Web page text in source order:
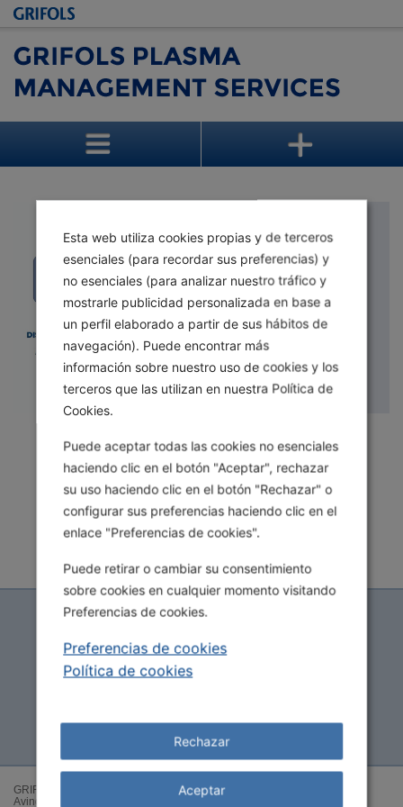
P
l
a
y
i
Una herramienta desarrollada por Grifols que
mejora, agiliza y facilita la comunicación entre
las diversas partes implicadas en el
seguimiento del contrato de fraccionamiento
Contrato
Valor añadido
GRIFOLS, S.A.
Avinguda de la Generalitat, 152
Esta web utiliza cookies propias y de terceros
esenciales (para recordar sus preferencias) y
no esenciales (para analizar nuestro tráfico y
mostrarle publicidad personalizada en base a
un perfil elaborado a partir de sus hábitos de
navegación). Puede encontrar más
información sobre nuestro uso de cookies y los
terceros que las utilizan en nuestra Política de
Cookies.
Puede aceptar todas las cookies no esenciales
haciendo clic en el botón "Aceptar", rechazar
su uso haciendo clic en el botón "Rechazar" o
configurar sus preferencias haciendo clic en el
enlace "Preferencias de cookies".
Puede retirar o cambiar su consentimiento
sobre cookies en cualquier momento visitando
Preferencias de cookies.
Preferencias de cookies
Política de cookies
Rechazar
Aceptar